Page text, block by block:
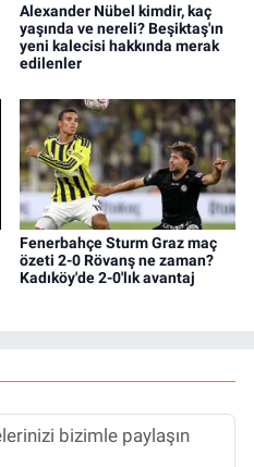
Alexander Nübel kimdir, kaç
yaşında ve nereli? Beşiktaş'ın
yeni kalecisi hakkında merak
edilenler
Fenerbahçe Sturm Graz maç
özeti 2-0 Rövanş ne zaman?
Kadıköy'de 2-0'lık avantaj